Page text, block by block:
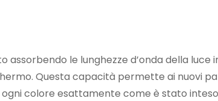
le lunghezze d’onda della luce
Questa capacità permette ai nuovi
colore esattamente come è stato